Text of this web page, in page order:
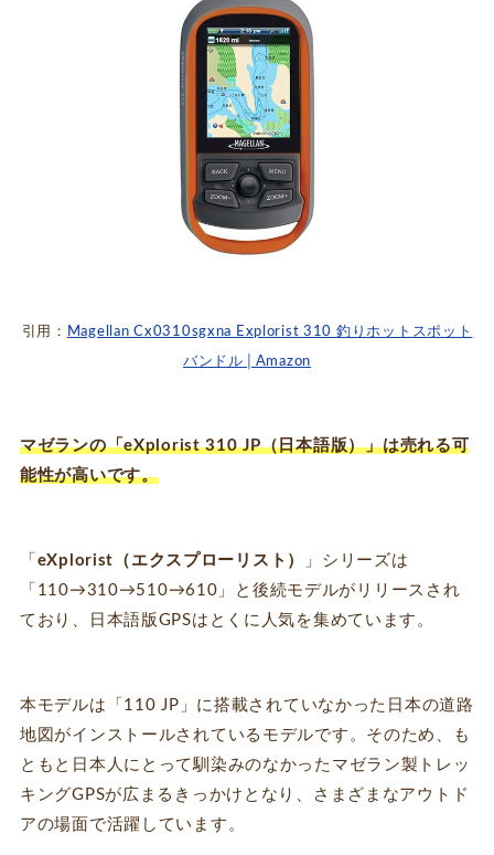
引用： Magellan Cx0310sgxna Explorist 310 釣りホットスポット
バンドル│Amazon
マゼランの「eXplorist 310 JP（日本語版）」は売れる可
能性が高いです。
「 eXplorist（エクスプローリスト）
」シリーズは
「110→310→510→610」と後続モデルがリリースされ
ており、日本語版GPSはとくに人気を集めています。
本モデルは「110 JP」に搭載されていなかった日本の道路
地図がインストールされているモデルです。そのため、も
ともと日本人にとって馴染みのなかったマゼラン製トレッ
キングGPSが広まるきっかけとなり、さまざまなアウトド
アの場面で活躍しています。